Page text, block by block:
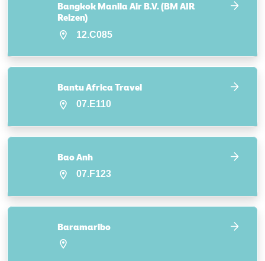
Bangkok Manila Air B.V. (BM AIR
Reizen)
12.C085
Bantu Africa Travel
07.E110
Bao Anh
07.F123
Baramaribo